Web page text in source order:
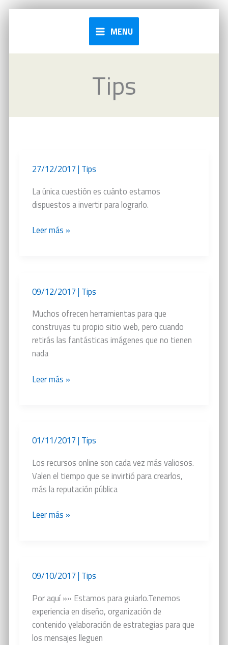
MENU
Tips
27/12/2017 | Tips
La única cuestión es cuánto estamos
dispuestos a invertir para lograrlo.
Todo
Leer más »
09/12/2017 | Tips
Muchos ofrecen herramientas para que
construyas tu propio sitio web, pero cuando
retirás las fantásticas imágenes que no tienen
nada
¿Diseñe
Leer más »
01/11/2017 | Tips
Los recursos online son cada vez más valiosos.
Valen el tiempo que se invirtió para crearlos,
más la reputación pública
¿Estás
Leer más »
09/10/2017 | Tips
Por aquí »» Estamos para guiarlo.Tenemos
experiencia en diseño, organización de
contenido yelaboración de estrategias para que
los mensajes lleguen